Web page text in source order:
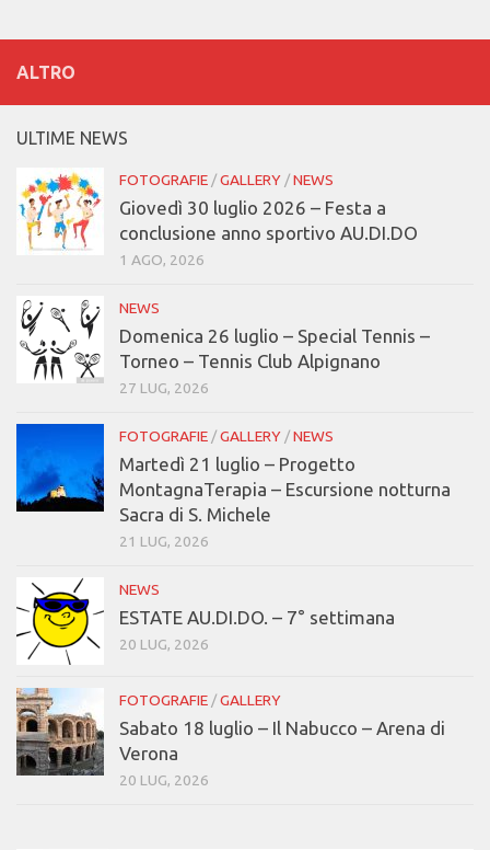
ALTRO
ULTIME NEWS
FOTOGRAFIE/GALLERY/NEWS
Giovedì 30 luglio 2026 – Festa a
conclusione anno sportivo AU.DI.DO
1 AGO, 2026
NEWS
Domenica 26 luglio – Special Tennis –
Torneo – Tennis Club Alpignano
27 LUG, 2026
FOTOGRAFIE/GALLERY/NEWS
Martedì 21 luglio – Progetto
MontagnaTerapia – Escursione notturna
Sacra di S. Michele
21 LUG, 2026
NEWS
ESTATE AU.DI.DO. – 7° settimana
20 LUG, 2026
FOTOGRAFIE/GALLERY
Sabato 18 luglio – Il Nabucco – Arena di
Verona
20 LUG, 2026